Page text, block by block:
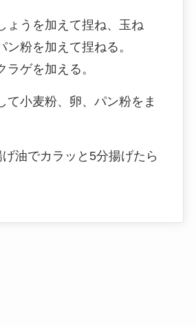
ょうを加えて捏ね、玉ね
ン粉を加えて捏ねる。
ラゲを加える。
て小麦粉、卵、パン粉をま
油でカラッと5分揚げたら